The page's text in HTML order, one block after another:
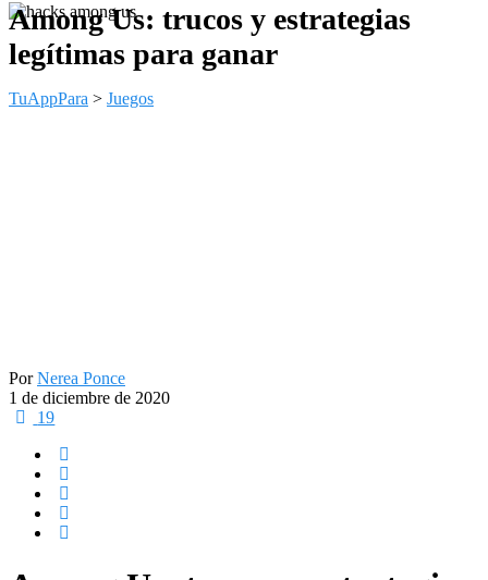
Among Us: trucos y estrategias
legítimas para ganar
TuAppPara > Juegos
PorNerea Ponce
1 de diciembre de 2020
19